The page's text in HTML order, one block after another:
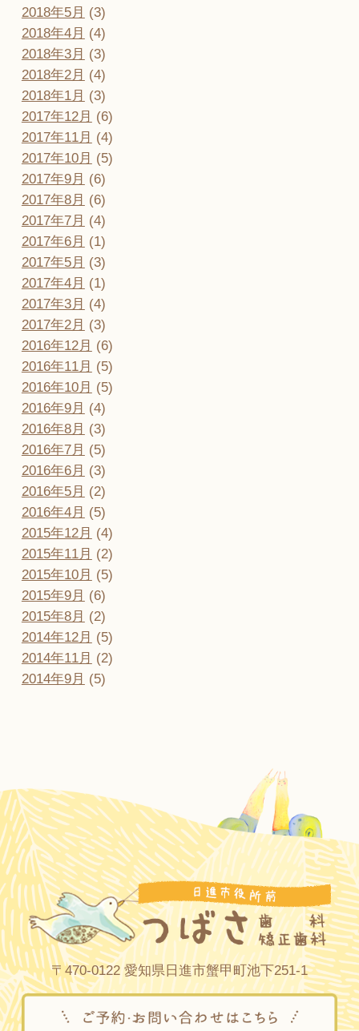
2018年5月 (3)
2018年4月 (4)
2018年3月 (3)
2018年2月 (4)
2018年1月 (3)
2017年12月 (6)
2017年11月 (4)
2017年10月 (5)
2017年9月 (6)
2017年8月 (6)
2017年7月 (4)
2017年6月 (1)
2017年5月 (3)
2017年4月 (1)
2017年3月 (4)
2017年2月 (3)
2016年12月 (6)
2016年11月 (5)
2016年10月 (5)
2016年9月 (4)
2016年8月 (3)
2016年7月 (5)
2016年6月 (3)
2016年5月 (2)
2016年4月 (5)
2015年12月 (4)
2015年11月 (2)
2015年10月 (5)
2015年9月 (6)
2015年8月 (2)
2014年12月 (5)
2014年11月 (2)
2014年9月 (5)
〒470-0122 愛知県日進市蟹甲町池下251-1